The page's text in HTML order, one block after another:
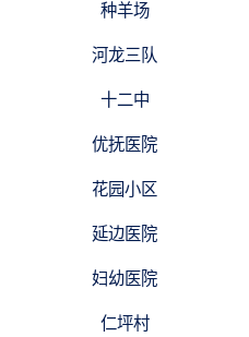
种羊场
河龙三队
十二中
优抚医院
花园小区
延边医院
妇幼医院
仁坪村